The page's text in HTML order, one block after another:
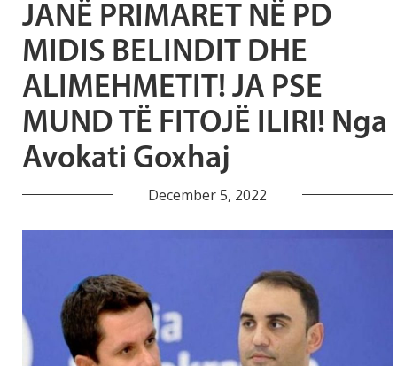
JANË PRIMARET NË PD
MIDIS BELINDIT DHE
ALIMEHMETIT! JA PSE
MUND TË FITOJË ILIRI! Nga
Avokati Goxhaj
December 5, 2022